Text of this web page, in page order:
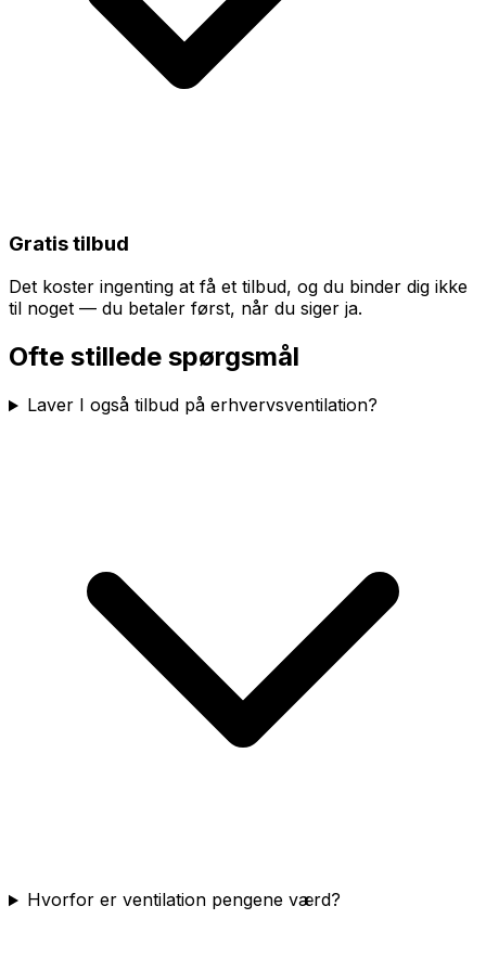
Gratis tilbud
Det koster ingenting at få et tilbud, og du binder dig ikke
til noget — du betaler først, når du siger ja.
Ofte stillede spørgsmål
Laver I også tilbud på erhvervsventilation?
Hvorfor er ventilation pengene værd?